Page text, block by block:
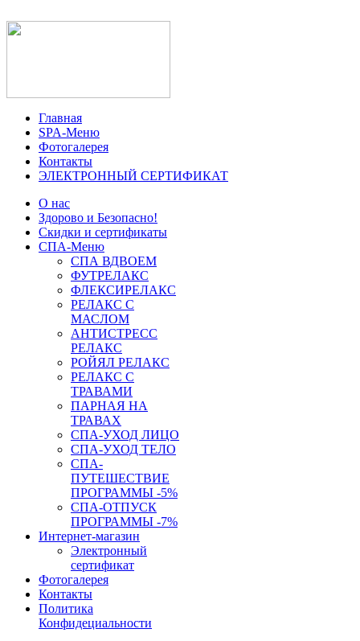
Главная
SPA-Меню
Фотогалерея
Контакты
ЭЛЕКТРОННЫЙ СЕРТИФИКАТ
О нас
Здорово и Безопасно!
Скидки и сертификаты
СПА-Меню
СПА ВДВОЕМ
ФУТРЕЛАКС
ФЛЕКСИРЕЛАКС
РЕЛАКС С
МАСЛОМ
АНТИСТРЕСС
РЕЛАКС
РОЙЯЛ РЕЛАКС
РЕЛАКС С
ТРАВАМИ
ПАРНАЯ НА
ТРАВАХ
СПА-УХОД ЛИЦО
СПА-УХОД ТЕЛО
СПА-
ПУТЕШЕСТВИЕ
ПРОГРАММЫ -5%
СПА-ОТПУСК
ПРОГРАММЫ -7%
Интернет-магазин
Электронный
сертификат
Фотогалерея
Контакты
Политика
Конфидециальности